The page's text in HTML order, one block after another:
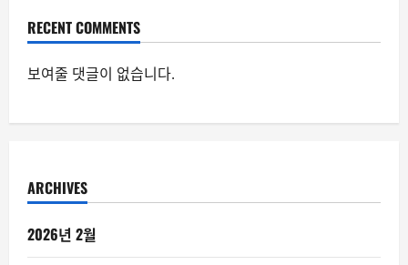
RECENT COMMENTS
보여줄 댓글이 없습니다.
ARCHIVES
2026년 2월